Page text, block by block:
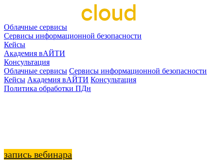
Облачные сервисы
Сервисы информационной безопасности
Кейсы
Академия вАЙТИ
Консультация
Облачные сервисы Сервисы информационной безопасности
Кейсы Академия вАЙТИ Консультация
Политика обработки ПДн
запись вебинара